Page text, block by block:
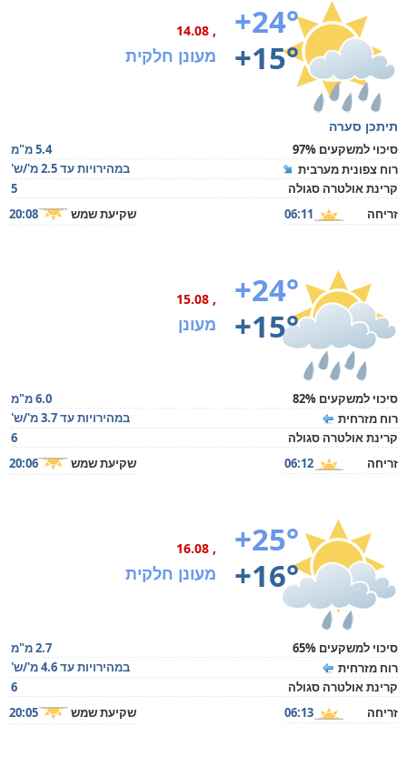
+24°
+15°
, 14.08
מעונן חלקית
תיתכן סערה
סיכוי למשקעים 97%
5.4 מ"מ
רוח צפונית מערבית
במהירויות עד 2.5 מ'/ש'
קרינת אולטרה סגולה
5
זריחה
06:11 שקיעת שמש 20:08
+24°
+15°
, 15.08
מעונן
סיכוי למשקעים 82%
6.0 מ"מ
רוח מזרחית
במהירויות עד 3.7 מ'/ש'
קרינת אולטרה סגולה
6
זריחה
06:12 שקיעת שמש 20:06
+25°
+16°
, 16.08
מעונן חלקית
סיכוי למשקעים 65%
2.7 מ"מ
רוח מזרחית
במהירויות עד 4.6 מ'/ש'
קרינת אולטרה סגולה
6
זריחה
06:13 שקיעת שמש 20:05